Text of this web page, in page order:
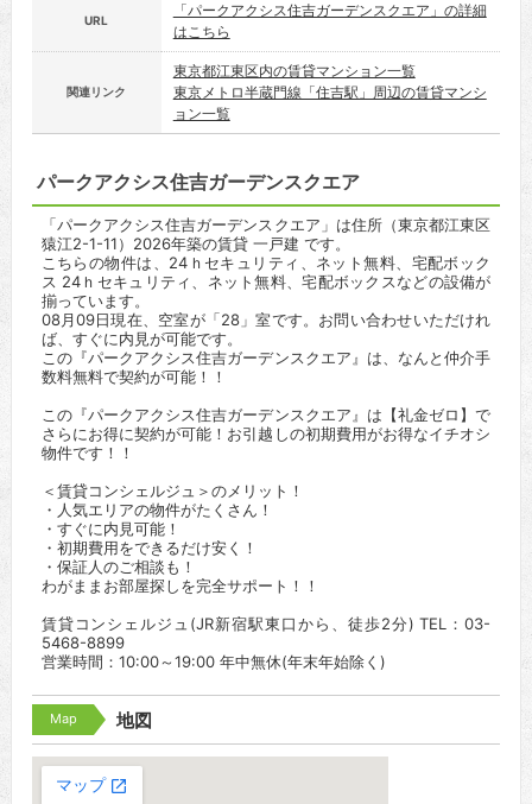
URL
「パークアクシス住吉ガーデンスクエア」の詳細
はこちら
関連リンク
東京都江東区内の賃貸マンション一覧
東京メトロ半蔵門線「住吉駅」周辺の賃貸マンシ
ョン一覧
パークアクシス住吉ガーデンスクエア
「パークアクシス住吉ガーデンスクエア」は住所（東京都江東区
猿江2-1-11）2026年築の賃貸 一戸建 です。
こちらの物件は、24ｈセキュリティ、ネット無料、宅配ボック
ス 24ｈセキュリティ、ネット無料、宅配ボックスなどの設備が
揃っています。
08月09日現在、空室が「28」室です。お問い合わせいただけれ
ば、すぐに内見が可能です。
この『パークアクシス住吉ガーデンスクエア』は、なんと仲介手
数料無料で契約が可能！！
この『パークアクシス住吉ガーデンスクエア』は【礼金ゼロ】で
さらにお得に契約が可能！お引越しの初期費用がお得なイチオシ
物件です！！
＜賃貸コンシェルジュ＞のメリット！
・人気エリアの物件がたくさん！
・すぐに内見可能！
・初期費用をできるだけ安く！
・保証人のご相談も！
わがままお部屋探しを完全サポート！！
賃貸コンシェルジュ(JR新宿駅東口から、徒歩2分) TEL：03-
5468-8899
営業時間：10:00～19:00 年中無休(年末年始除く)
Map 地図